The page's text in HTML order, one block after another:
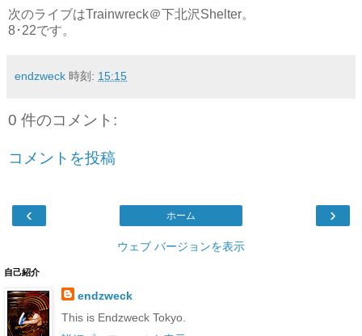
次のライブはTrainwreck＠下北沢Shelter。
8･22です。
endzweck 時刻: 15:15
0 件のコメント:
コメントを投稿
‹ ›
ホーム
ウェブ バージョンを表示
自己紹介
endzweck
This is Endzweck Tokyo.